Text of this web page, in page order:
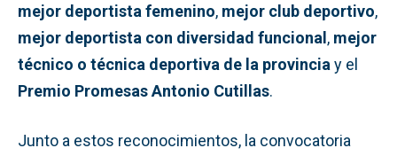
mejor deportista femenino, mejor club deportivo,
mejor deportista con diversidad funcional, mejor
técnico o técnica deportiva de la provincia y el
Premio Promesas Antonio Cutillas.
Junto a estos reconocimientos, la convocatoria